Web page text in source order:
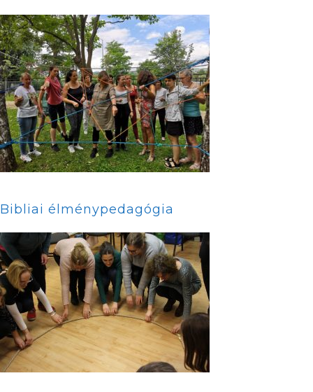
Bibliai élménypedagógia